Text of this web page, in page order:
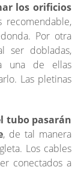
los orificios
recomendable,
Por otra
ser dobladas,
una de ellas
Las pletinas
tubo pasarán
, de tal manera
Los cables
conectados a